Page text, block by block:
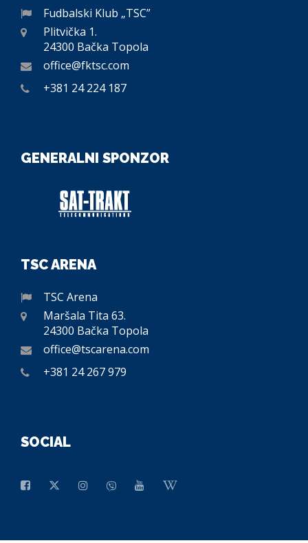
Fudbalski Klub „TSC”
Plitvička 1.
24300 Bačka Topola
office@fktsc.com
+381 24 224 187
GENERALNI SPONZOR
TSC ARENA
TSC Arena
Maršala Tita 63.
24300 Bačka Topola
office@tscarena.com
+381 24 267 979
SOCIAL